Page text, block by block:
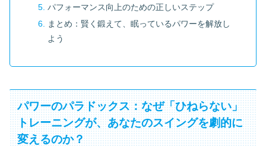
パフォーマンス向上のための正しいステップ
まとめ：賢く鍛えて、眠っているパワーを解放し
よう
パワーのパラドックス：なぜ「ひねらない」
トレーニングが、あなたのスイングを劇的に
変えるのか？